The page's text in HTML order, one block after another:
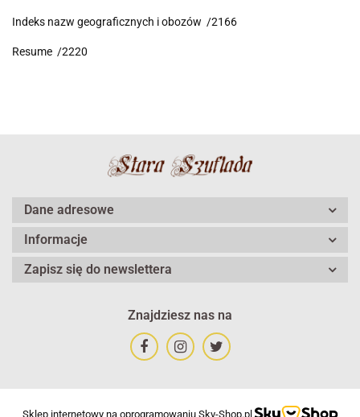
Indeks nazw geograficznych i obozów /2166
Resume /2220
Dane adresowe
Informacje
Zapisz się do newslettera
Znajdziesz nas na
Sklep internetowy na oprogramowaniu Sky-Shop.pl